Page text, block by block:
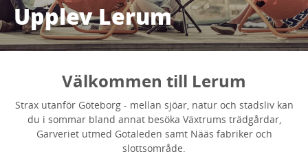
Upplev Lerum
Välkommen till Lerum
Strax utanför Göteborg - mellan sjöar, natur och stadsliv kan
du i sommar bland annat besöka Växtrums trädgårdar,
Garveriet utmed Gotaleden samt Nääs fabriker och
slottsområde.